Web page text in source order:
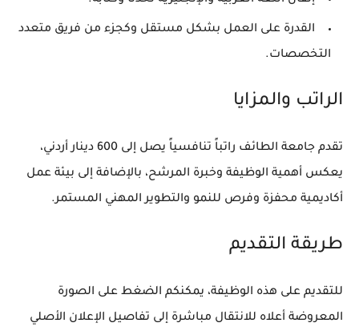
القدرة على العمل بشكل مستقل وكجزء من فريق متعدد
التخصصات.
الراتب والمزايا
تقدم جامعة الطائف راتباً تنافسياً يصل إلى 600 دينار أردني،
يعكس أهمية الوظيفة وخبرة المرشح، بالإضافة إلى بيئة عمل
أكاديمية محفزة وفرص للنمو والتطوير المهني المستمر.
طريقة التقديم
للتقديم على هذه الوظيفة، يمكنكم الضغط على الصورة
المعروضة أعلاه للانتقال مباشرة إلى تفاصيل الإعلان الأصلي